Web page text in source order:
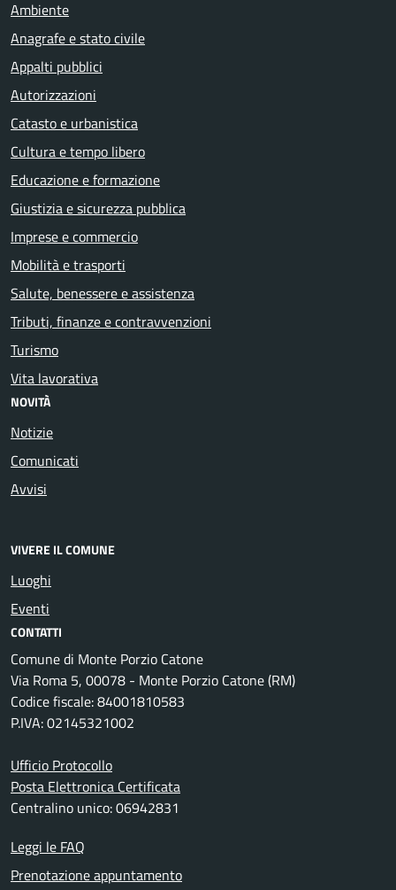
Ambiente
Anagrafe e stato civile
Appalti pubblici
Autorizzazioni
Catasto e urbanistica
Cultura e tempo libero
Educazione e formazione
Giustizia e sicurezza pubblica
Imprese e commercio
Mobilità e trasporti
Salute, benessere e assistenza
Tributi, finanze e contravvenzioni
Turismo
Vita lavorativa
NOVITÀ
Notizie
Comunicati
Avvisi
VIVERE IL COMUNE
Luoghi
Eventi
CONTATTI
Comune di Monte Porzio Catone
Via Roma 5, 00078 - Monte Porzio Catone (RM)
Codice fiscale: 84001810583
P.IVA: 02145321002
Ufficio Protocollo
Posta Elettronica Certificata
Centralino unico: 06942831
Leggi le FAQ
Prenotazione appuntamento